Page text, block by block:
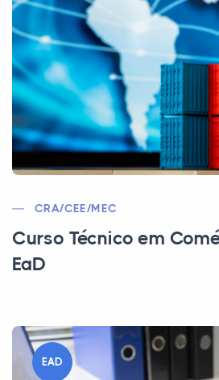
CRA/CEE/MEC
Curso Técnico em
EaD
EAD